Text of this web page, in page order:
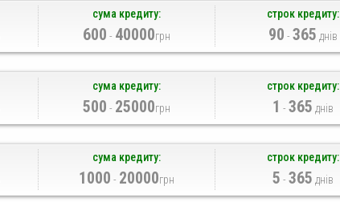
сума кредиту:
600 - 40000грн
строк кредиту:
90 -365 днів
сума кредиту:
500 - 25000грн
строк кредиту:
1 -365 днів
сума кредиту:
1000 - 20000грн
строк кредиту:
5 -365 днів